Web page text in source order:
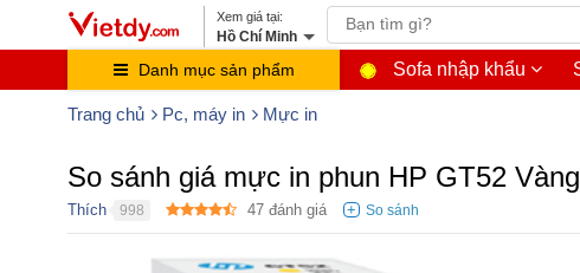
Hồ Chí Minh
Danh mục sản phẩm Sofa nhập khẩu
Trang chủ Pc, máy in Mực in
So sánh giá mực in phun HP GT52
Thích 998 47 đánh giá